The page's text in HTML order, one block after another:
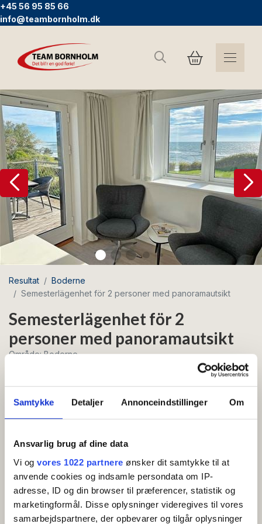
Samtykke Detaljer Annonceindstillinger Om
Ansvarlig brug af dine data
Vi og vores 1022 partnere ønsker dit samtykke til at
anvende cookies og indsamle persondata om IP-
adresse, ID og din browser til præferencer, statistik og
marketingformål. Disse oplysninger videregives til vores
samarbejdspartnere, der opbevarer og tilgår oplysninger
+45 56 95 85 66
info@teambornholm.dk
Sök
Resultat
Boderne
Semesterlägenhet för 2 personer med panoramautsikt
Semesterlägenhet för 2
personer med panoramautsikt
Område: Boderne
Gratis wifi
panoramautsikt över havet från terrassen.
Lägenhet på bottenvåningen: Entré med ingång till
badrum och kombinerat vardagsrum och litet kök med
kaffebryggare, vattenkokare och kylskåp.
Vardagsrummet, som har en imponerande